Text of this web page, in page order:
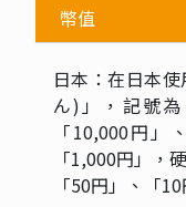
幣值
日本：在日本
ん)」，記號
「10,000円」
「1,000円」，
「50円」、「